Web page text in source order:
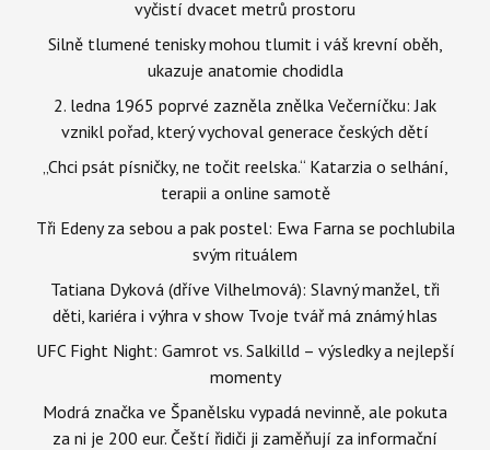
vyčistí dvacet metrů prostoru
Silně tlumené tenisky mohou tlumit i váš krevní oběh,
ukazuje anatomie chodidla
2. ledna 1965 poprvé zazněla znělka Večerníčku: Jak
vznikl pořad, který vychoval generace českých dětí
„Chci psát písničky, ne točit reelska.“ Katarzia o selhání,
terapii a online samotě
Tři Edeny za sebou a pak postel: Ewa Farna se pochlubila
svým rituálem
Tatiana Dyková (dříve Vilhelmová): Slavný manžel, tři
děti, kariéra i výhra v show Tvoje tvář má známý hlas
UFC Fight Night: Gamrot vs. Salkilld – výsledky a nejlepší
momenty
Modrá značka ve Španělsku vypadá nevinně, ale pokuta
za ni je 200 eur. Čeští řidiči ji zaměňují za informační